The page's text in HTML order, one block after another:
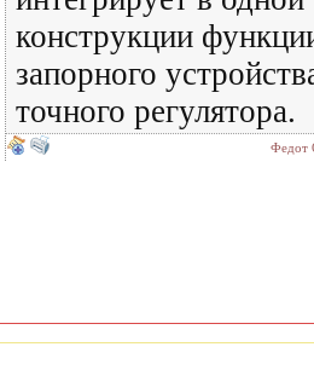
конструкции
запорного
точного регулятора.
Федот